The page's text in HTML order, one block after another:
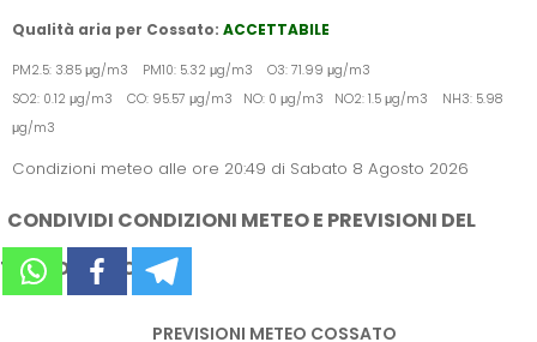
Qualità aria per Cossato: ACCETTABILE
PM2.5: 3.85 μg/m3 PM10: 5.32 μg/m3 O3: 71.99 μg/m3
SO2: 0.12 μg/m3 CO: 95.57 μg/m3 NO: 0 μg/m3 NO2: 1.5 μg/m3 NH3: 5.98
μg/m3
Condizioni meteo alle ore 20:49 di Sabato 8 Agosto 2026
CONDIVIDI CONDIZIONI METEO E PREVISIONI DEL
TEMPO SUI SOCIAL
PREVISIONI METEO COSSATO